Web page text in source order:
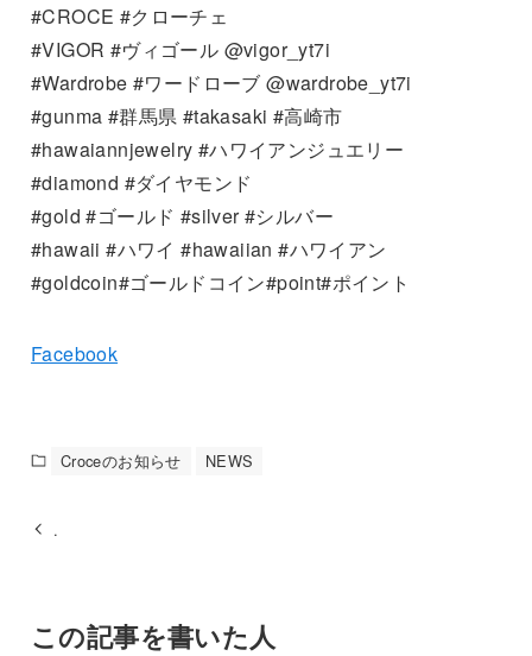
#CROCE #クローチェ
#VIGOR #ヴィゴール @vigor_yt7i
#Wardrobe #ワードローブ @wardrobe_yt7i
#gunma #群馬県 #takasaki #高崎市
#hawaiannjewelry #ハワイアンジュエリー
#diamond #ダイヤモンド
#gold #ゴールド #silver #シルバー
#hawaii #ハワイ #hawaiian #ハワイアン
#goldcoin#ゴールドコイン#point#ポイント
Facebook
Croceのお知らせ NEWS
.
この記事を書いた人